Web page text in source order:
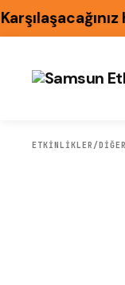
ETKİNLİKLER /